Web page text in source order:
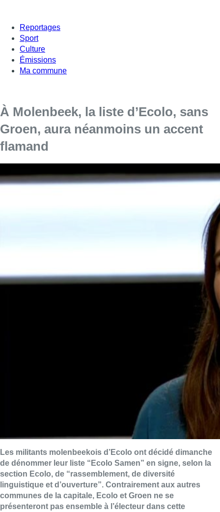
Reportages
Sport
Culture
Émissions
Ma commune
À Molenbeek, la liste d’Ecolo, sans
Groen, aura néanmoins un accent
flamand
Les militants molenbeekois d’Ecolo ont décidé dimanche
de dénommer leur liste “Ecolo Samen” en signe, selon la
section Ecolo, de “rassemblement, de diversité
linguistique et d’ouverture”. Contrairement aux autres
communes de la capitale, Ecolo et Groen ne se
présenteront pas ensemble à l’électeur dans cette